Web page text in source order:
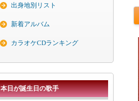
出身地別リスト
新着アルバム
カラオケCDランキング
本日が誕生日の歌手